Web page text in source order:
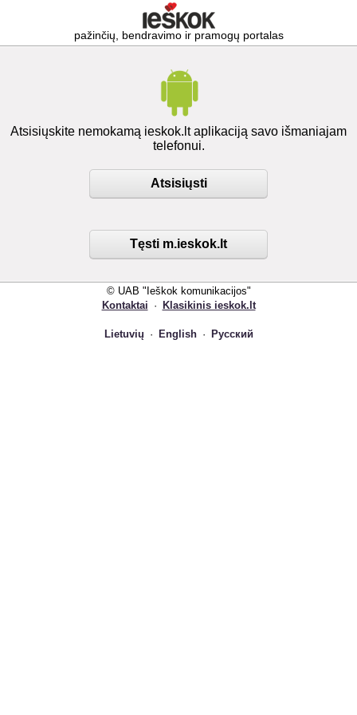
pažinčių, bendravimo ir pramogų portalas
Atsisiųskite nemokamą ieskok.lt aplikaciją savo išmaniajam
telefonui.
Atsisiųsti
Tęsti m.ieskok.lt
© UAB "Ieškok komunikacijos"
Kontaktai · Klasikinis ieskok.lt
Lietuvių · English · Русский